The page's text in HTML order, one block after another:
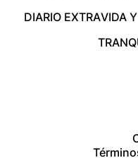
DIARIO EXTRAVIDA